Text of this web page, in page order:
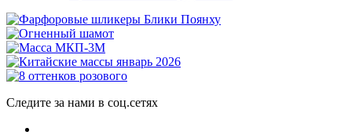
Следите за нами в соц.сетях